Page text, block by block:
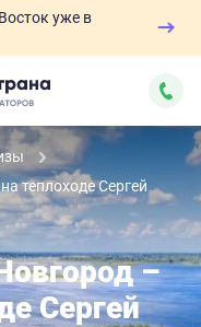
уже в
теплоходе Сергей
–
Сергей